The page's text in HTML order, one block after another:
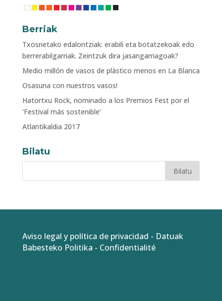
Berriak
Txosnetako edalontziak: erabili eta botatzekoak edo
berrerabilgarriak. Zeintzuk dira jasangarriagoak?
Medio millón de vasos de plástico menos en La Blanca
Osasuna con nuestros vasos!
Hatortxu Rock, nominado a los Premios Fest por el
‘Festival más sostenible’
Atlantikaldia 2017
Bilatu
Aviso legal y política de privacidad - Datuak
Babesteko Politika - Confidentialité